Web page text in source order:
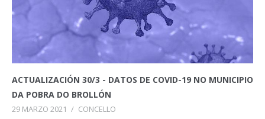
ACTUALIZACIÓN 30/3 - DATOS DE COVID-19 NO MUNICIPIO
DA POBRA DO BROLLÓN
29 MARZO 2021 / CONCELLO